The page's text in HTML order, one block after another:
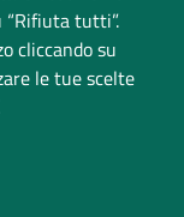
“Rifiuta tutti”.
cliccando su
le tue scelte